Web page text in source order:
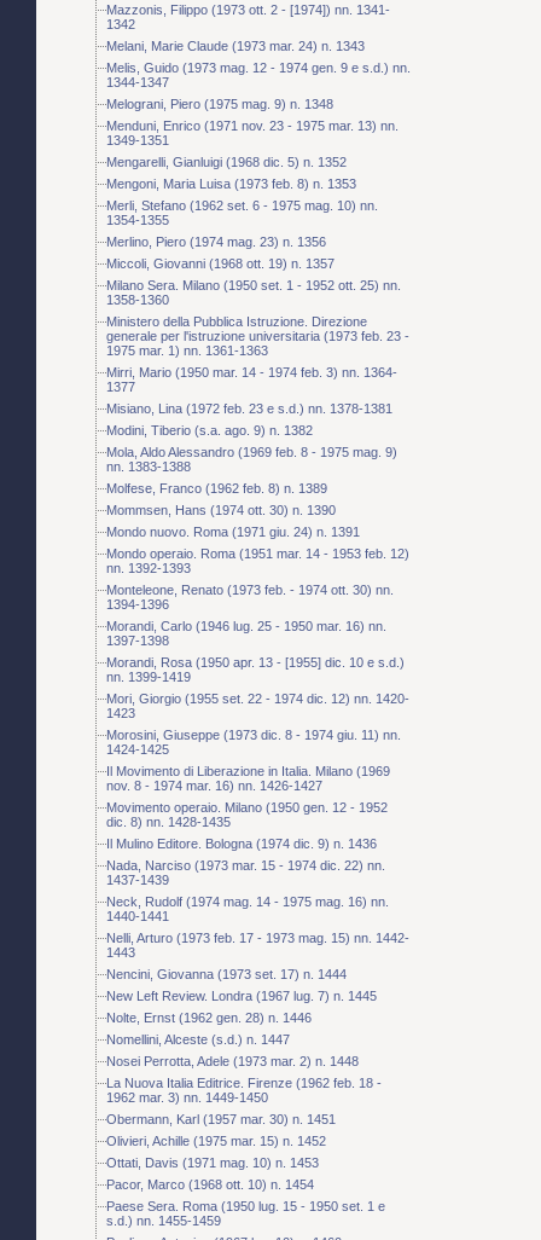
Mazzonis, Filippo (1973 ott. 2 - [1974]) nn. 1341-
1342
Melani, Marie Claude (1973 mar. 24) n. 1343
Melis, Guido (1973 mag. 12 - 1974 gen. 9 e s.d.) nn.
1344-1347
Melograni, Piero (1975 mag. 9) n. 1348
Menduni, Enrico (1971 nov. 23 - 1975 mar. 13) nn.
1349-1351
Mengarelli, Gianluigi (1968 dic. 5) n. 1352
Mengoni, Maria Luisa (1973 feb. 8) n. 1353
Merli, Stefano (1962 set. 6 - 1975 mag. 10) nn.
1354-1355
Merlino, Piero (1974 mag. 23) n. 1356
Miccoli, Giovanni (1968 ott. 19) n. 1357
Milano Sera. Milano (1950 set. 1 - 1952 ott. 25) nn.
1358-1360
Ministero della Pubblica Istruzione. Direzione
generale per l'istruzione universitaria (1973 feb. 23 -
1975 mar. 1) nn. 1361-1363
Mirri, Mario (1950 mar. 14 - 1974 feb. 3) nn. 1364-
1377
Misiano, Lina (1972 feb. 23 e s.d.) nn. 1378-1381
Modini, Tiberio (s.a. ago. 9) n. 1382
Mola, Aldo Alessandro (1969 feb. 8 - 1975 mag. 9)
nn. 1383-1388
Molfese, Franco (1962 feb. 8) n. 1389
Mommsen, Hans (1974 ott. 30) n. 1390
Mondo nuovo. Roma (1971 giu. 24) n. 1391
Mondo operaio. Roma (1951 mar. 14 - 1953 feb. 12)
nn. 1392-1393
Monteleone, Renato (1973 feb. - 1974 ott. 30) nn.
1394-1396
Morandi, Carlo (1946 lug. 25 - 1950 mar. 16) nn.
1397-1398
Morandi, Rosa (1950 apr. 13 - [1955] dic. 10 e s.d.)
nn. 1399-1419
Mori, Giorgio (1955 set. 22 - 1974 dic. 12) nn. 1420-
1423
Morosini, Giuseppe (1973 dic. 8 - 1974 giu. 11) nn.
1424-1425
Il Movimento di Liberazione in Italia. Milano (1969
nov. 8 - 1974 mar. 16) nn. 1426-1427
Movimento operaio. Milano (1950 gen. 12 - 1952
dic. 8) nn. 1428-1435
Il Mulino Editore. Bologna (1974 dic. 9) n. 1436
Nada, Narciso (1973 mar. 15 - 1974 dic. 22) nn.
1437-1439
Neck, Rudolf (1974 mag. 14 - 1975 mag. 16) nn.
1440-1441
Nelli, Arturo (1973 feb. 17 - 1973 mag. 15) nn. 1442-
1443
Nencini, Giovanna (1973 set. 17) n. 1444
New Left Review. Londra (1967 lug. 7) n. 1445
Nolte, Ernst (1962 gen. 28) n. 1446
Nomellini, Alceste (s.d.) n. 1447
Nosei Perrotta, Adele (1973 mar. 2) n. 1448
La Nuova Italia Editrice. Firenze (1962 feb. 18 -
1962 mar. 3) nn. 1449-1450
Obermann, Karl (1957 mar. 30) n. 1451
Olivieri, Achille (1975 mar. 15) n. 1452
Ottati, Davis (1971 mag. 10) n. 1453
Pacor, Marco (1968 ott. 10) n. 1454
Paese Sera. Roma (1950 lug. 15 - 1950 set. 1 e
s.d.) nn. 1455-1459